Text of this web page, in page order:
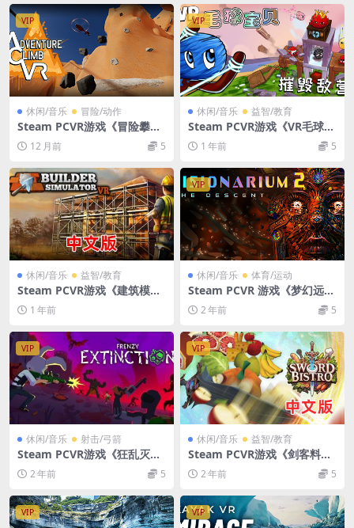
VIP
休闲/音乐 冒险/动作
Steam PCVR游戏《冒险攀登
VR》Adventure Climb VR
12 月前 5
VIP
休闲/音乐 益智/教育
Steam PCVR游戏《VR毛球宝
贝 – 摧毁敌营》VR Furballs –
Demolition
1 年前 5
休闲/音乐 益智/教育
Steam PCVR游戏《建筑模拟
器VR》Builder Simulator V
R 1 年前
VIP
休闲/音乐 体育/运动
Steam PCVR 游戏《梦幻远行
2 – 下降》Visionarium 2 – T
he Descent
2 年前 5
VIP
休闲/音乐 射击/弓箭
Steam PCVR游戏《狂乱灭
绝》Frenzy Extinction
2 年前 5
VIP
休闲/音乐 益智/教育
Steam PCVR游戏《剑客料理
VR》SWORD BISTRO VR
2 年前 5
VIP VIP